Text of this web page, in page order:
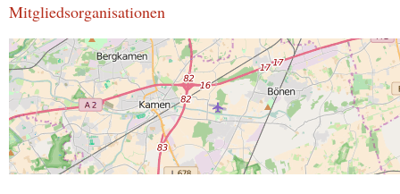
Mitgliedsorganisationen